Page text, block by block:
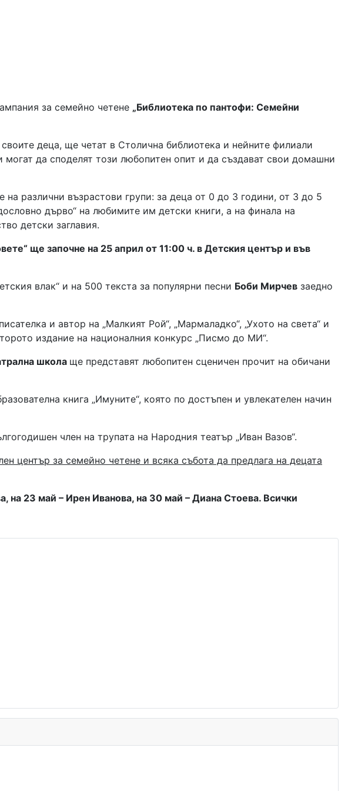
за семейно четене „Библиотека по пантофи: Семейни
деца, ще четат в Столична библиотека и нейните филиали
да споделят този любопитен опит и да създават свои домашни
на различни възрастови групи: за деца от 0 до 3 години, от 3 до 5
дърво“ на любимите им детски книги, а на финала на
детски заглавия.
ще започне на 25 април от 11:00 ч. в Детския център и във
влак“ и на 500 текста за популярни песни Боби Мирчев заедно
и автор на „Малкият Рой“, „Мармаладко“, „Ухото на света“ и
издание на националния конкурс „Писмо до МИ“.
школа ще представят любопитен сценичен прочит на обичани
книга „Имуните“, която по достъпен и увлекателен начин
член на трупата на Народния театър „Иван Вазов“.
център за семейно четене и всяка събота да предлага на децата
23 май – Ирен Иванова, на 30 май – Диана Стоева. Всички